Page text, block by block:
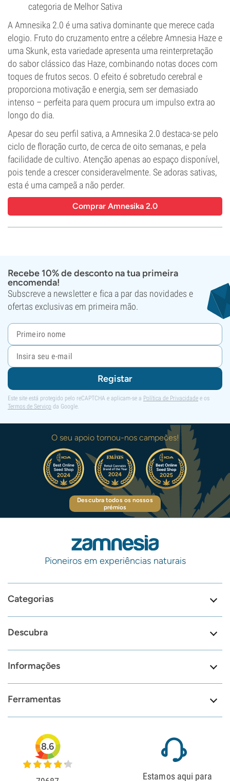
categoria de Melhor Sativa
A Amnesika 2.0 é uma sativa dominante que merece cada
elogio. Fruto do cruzamento entre a célebre Amnesia Haze e
uma Skunk, esta variedade apresenta uma reinterpretação
do sabor clássico das Haze, combinando notas doces com
toques de frutos secos. O efeito é sobretudo cerebral e
proporciona motivação e energia, sem ser demasiado
intenso – perfeita para quem procura um impulso extra ao
longo do dia.
Apesar do seu perfil sativa, a Amnesika 2.0 destaca-se pelo
ciclo de floração curto, de cerca de oito semanas, e pela
facilidade de cultivo. Atenção apenas ao espaço disponível,
pois tende a crescer consideravelmente. Se adoras sativas,
esta é uma campeã a não perder.
Comprar Amnesika 2.0
Recebe 10% de desconto na tua primeira
encomenda!
Subscreve a newsletter e fica a par das novidades e
ofertas exclusivas em primeira mão.
Registar
Este site está protegido pelo reCAPTCHA e aplicam-se a Política de Privacidade e os
Termos de Serviço da Google.
O seu apoio tornou-nos campeões!
Descubra todos os nossos
prémios
Pioneiros em experiências naturais
Categorias
Descubra
Informações
Ferramentas
8.6
Estamos aqui para